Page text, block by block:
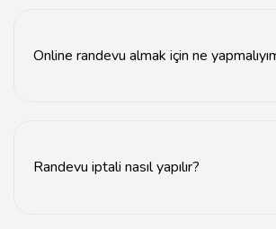
Online randevu almak için ne
Randevu iptali nasıl yapılır?